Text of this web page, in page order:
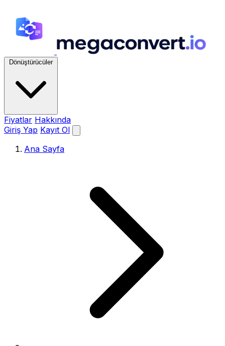
Dönüştürücüler
Fiyatlar Hakkında
Giriş Yap Kayıt Ol
Ana Sayfa